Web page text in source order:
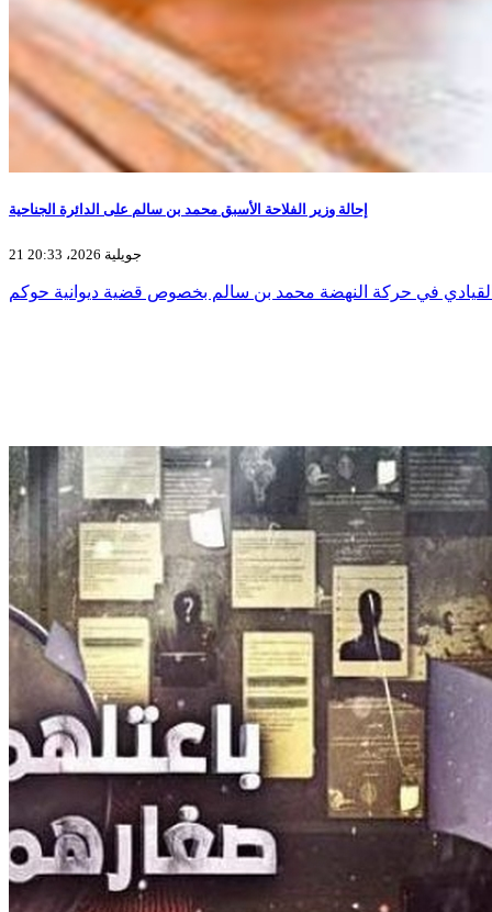
إحالة وزير الفلاحة الأسبق محمد بن سالم على الدائرة الجناحية
21 جويلية 2026، 20:33